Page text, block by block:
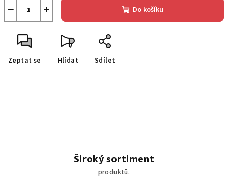
+
− Do košíku
Zeptat se Hlídat Sdílet
Široký sortiment
produktů.